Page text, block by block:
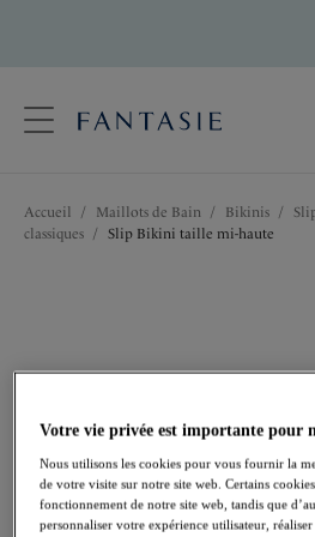
Langue
Accueil / Maillots de Bain / Bikinis /
classiques / Slip Bikini taille mi-haute
Votre vie privée est importante pour
Nous utilisons les cookies pour vous fournir la
de votre visite sur notre site web. Certains
fonctionnement de notre site web, tandis que
personnaliser votre expérience utilisateur, réaliser